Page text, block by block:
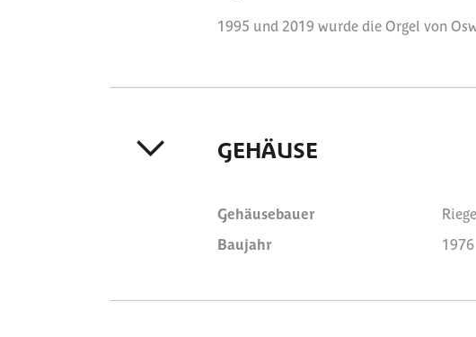
1995 und 2019 wurde die Orgel von
GEHÄUSE
Gehäusebauer
Baujahr
1976